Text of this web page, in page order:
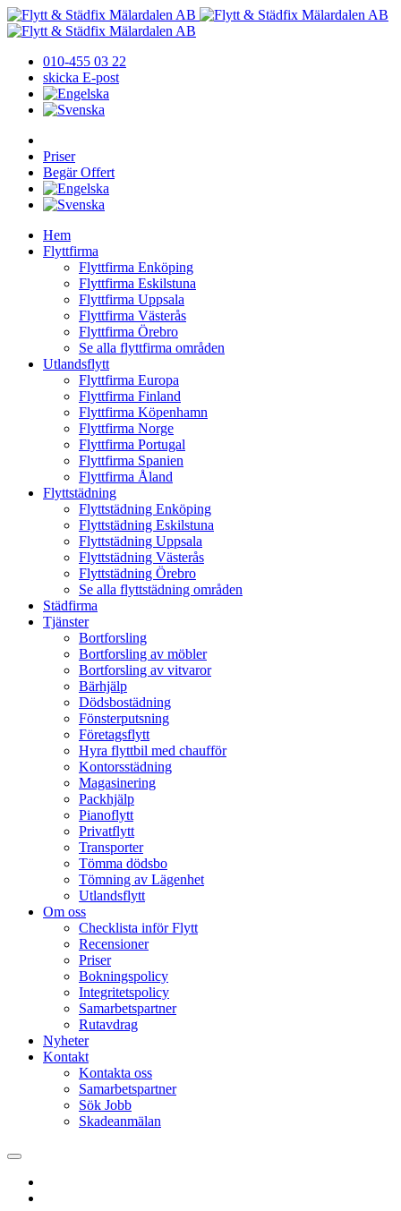
010-455 03 22
skicka E-post
Priser
Begär Offert
Hem
Flyttfirma
Flyttfirma Enköping
Flyttfirma Eskilstuna
Flyttfirma Uppsala
Flyttfirma Västerås
Flyttfirma Örebro
Se alla flyttfirma områden
Utlandsflytt
Flyttfirma Europa
Flyttfirma Finland
Flyttfirma Köpenhamn
Flyttfirma Norge
Flyttfirma Portugal
Flyttfirma Spanien
Flyttfirma Åland
Flyttstädning
Flyttstädning Enköping
Flyttstädning Eskilstuna
Flyttstädning Uppsala
Flyttstädning Västerås
Flyttstädning Örebro
Se alla flyttstädning områden
Städfirma
Tjänster
Bortforsling
Bortforsling av möbler
Bortforsling av vitvaror
Bärhjälp
Dödsbostädning
Fönsterputsning
Företagsflytt
Hyra flyttbil med chaufför
Kontorsstädning
Magasinering
Packhjälp
Pianoflytt
Privatflytt
Transporter
Tömma dödsbo
Tömning av Lägenhet
Utlandsflytt
Om oss
Checklista inför Flytt
Recensioner
Priser
Bokningspolicy
Integritetspolicy
Samarbetspartner
Rutavdrag
Nyheter
Kontakt
Kontakta oss
Samarbetspartner
Sök Jobb
Skadeanmälan